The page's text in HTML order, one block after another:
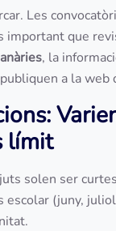
Les
important que
, la
a la web
límit
solen ser
escolar (juny,